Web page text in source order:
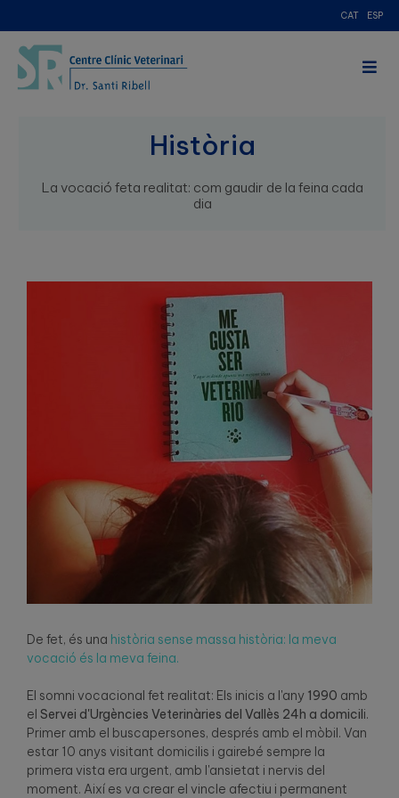
CAT ESP
Història
La vocació feta realitat: com gaudir de la feina cada
dia
De fet, és una història sense massa història: la meva
vocació és la meva feina.
El somni vocacional fet realitat: Els inicis a l'any 1990 amb
el Servei d'Urgències Veterinàries del Vallès 24h a domicil i.
Primer amb el buscapersones, després amb el mòbil. Van
estar 10 anys visitant domicilis i gairebé sempre la
primera vista era urgent, amb l'ansietat i nervis del
moment. Així es va crear el vincle afectiu i permanent